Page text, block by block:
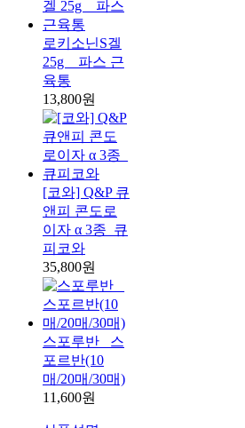
로키소닌S겔
25g _ 파스 근
육통
13,800원
[코와] Q&P 큐
앤피 콘도로
이자 α 3종_큐
피코와
35,800원
스포루반 _스
포르반(10
매/20매/30매)
11,600원